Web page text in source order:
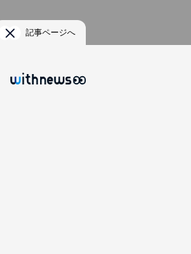
記事ページへ